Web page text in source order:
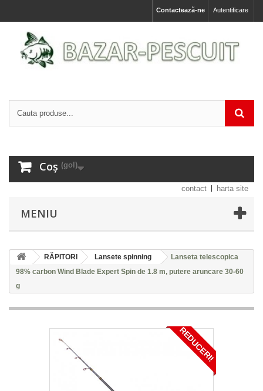
Autentificare
Contactează-ne
Coș (gol)
contact harta site
MENIU
RĂPITORI Lansete spinning
Lanseta telescopica
98% carbon Wind Blade Expert Spin de 1.8 m, putere aruncare 30-60
g
REDUCERI!